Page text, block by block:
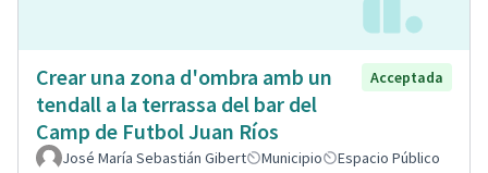
Crear una zona d'ombra amb un
tendall a la terrassa del bar del
Camp de Futbol Juan Ríos
Acceptada
José María Sebastián Gibert Municipio
Espacio Público